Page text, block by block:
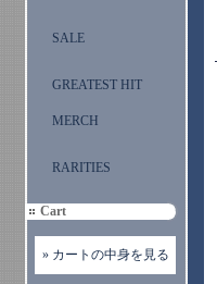
SALE
GREATEST HIT
MERCH
RARITIES
Cart
» カートの中身を見る